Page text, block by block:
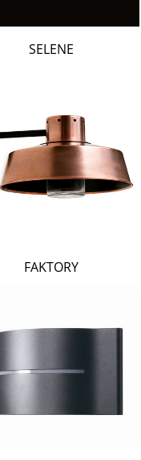
SELENE
FAKTORY